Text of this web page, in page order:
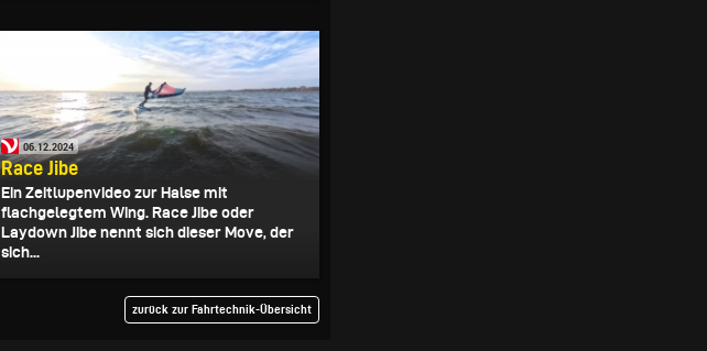
06.12.2024
Race Jibe
Ein Zeitlupenvideo zur Halse mit
flachgelegtem Wing. Race Jibe oder
Laydown Jibe nennt sich dieser Move, der
sich...
zurück zur Fahrtechnik-Übersicht